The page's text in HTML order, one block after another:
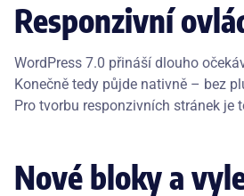
Responzivní
WordPress 7.0 přináší dlouho
Konečně tedy půjde nativně – bez
Pro tvorbu responzivních stránek je
Nové bloky a